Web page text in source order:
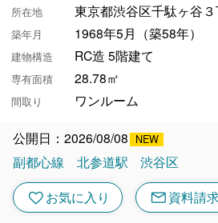
所在地 東京都渋谷区千駄ヶ谷
築年月 1968年5月（築58年）
建物構造 RC造 5階建て
専有面積 28.78㎡
間取り ワンルーム
公開日：2026/08/08
副都心線
北参道駅 渋谷区
favoriteお気に入り mail資料請